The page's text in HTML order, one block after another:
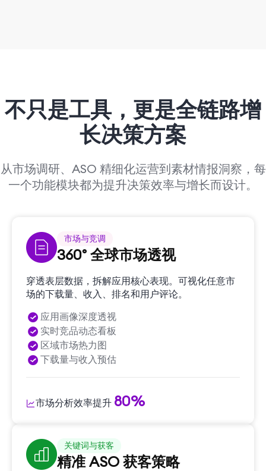
不只是工具， 更是全链路增
长决策方案
从市场调研、ASO 精细化运营到素材情报洞察，每
一个功能模块都为提升决策效率与增长而设计。
市场与竞调
360° 全球市场透视
穿透表层数据，拆解应用核心表现。可视化任意市
场的下载量、收入、排名和用户评论。
应用画像深度透视
实时竞品动态看板
区域市场热力图
下载量与收入预估
市场分析效率提升 80%
关键词与获客
精准 ASO 获客策略